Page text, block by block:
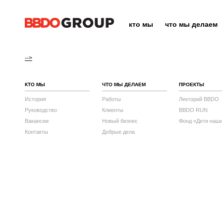
кто мы что мы делаем
-->
КТО МЫ
История
Руководство
Вакансии
Контакты
ЧТО МЫ ДЕЛАЕМ
Работы
Клиенты
Новый бизнес
Добрые дела
ПРОЕКТЫ
Лекторий BBDO
BBDO RUN
Фонд «Дети